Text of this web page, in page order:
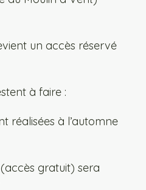
un accès réservé
à faire :
réalisées à l’automne
gratuit) sera